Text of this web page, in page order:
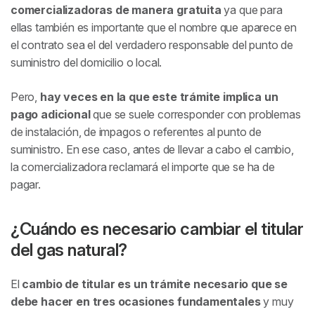
comercializadoras de manera gratuita ya que para
ellas también es importante que el nombre que aparece en
el contrato sea el del verdadero responsable del punto de
suministro del domicilio o local.
Pero, hay veces en la que este trámite implica un
pago adicionalque se suele corresponder con problemas
de instalación, de impagos o referentes al punto de
suministro. En ese caso, antes de llevar a cabo el cambio,
la comercializadora reclamará el importe que se ha de
pagar.
¿Cuándo es necesario cambiar el titular
del gas natural?
El cambio de titular es un trámite necesario que se
debe hacer en tres ocasiones fundamentalesy muy